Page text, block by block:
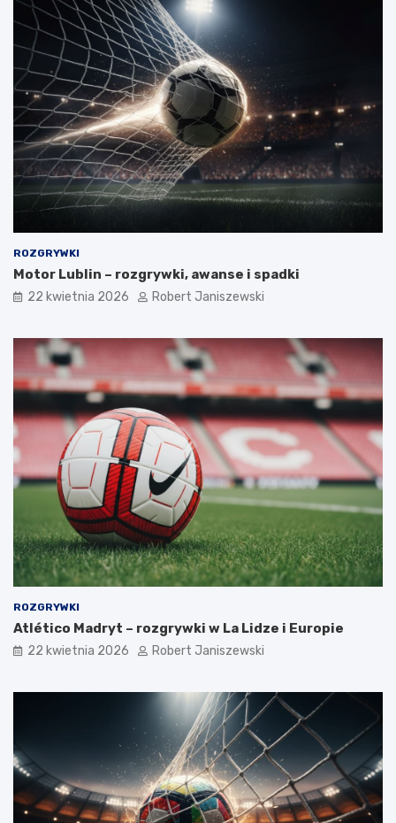
ROZGRYWKI
Motor Lublin – rozgrywki, awanse i spadki
22 kwietnia 2026 Robert Janiszewski
ROZGRYWKI
Atlético Madryt – rozgrywki w La Lidze i Europie
22 kwietnia 2026 Robert Janiszewski